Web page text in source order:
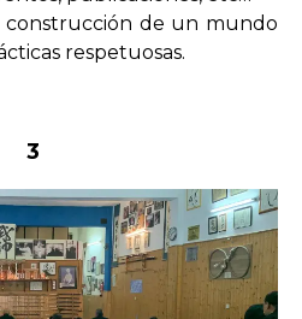
construcción de un mundo
respetuosas.
3